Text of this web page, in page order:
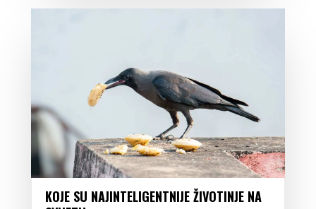
KOJE SU NAJINTELIGENTNIJE ŽIVOTINJE NA